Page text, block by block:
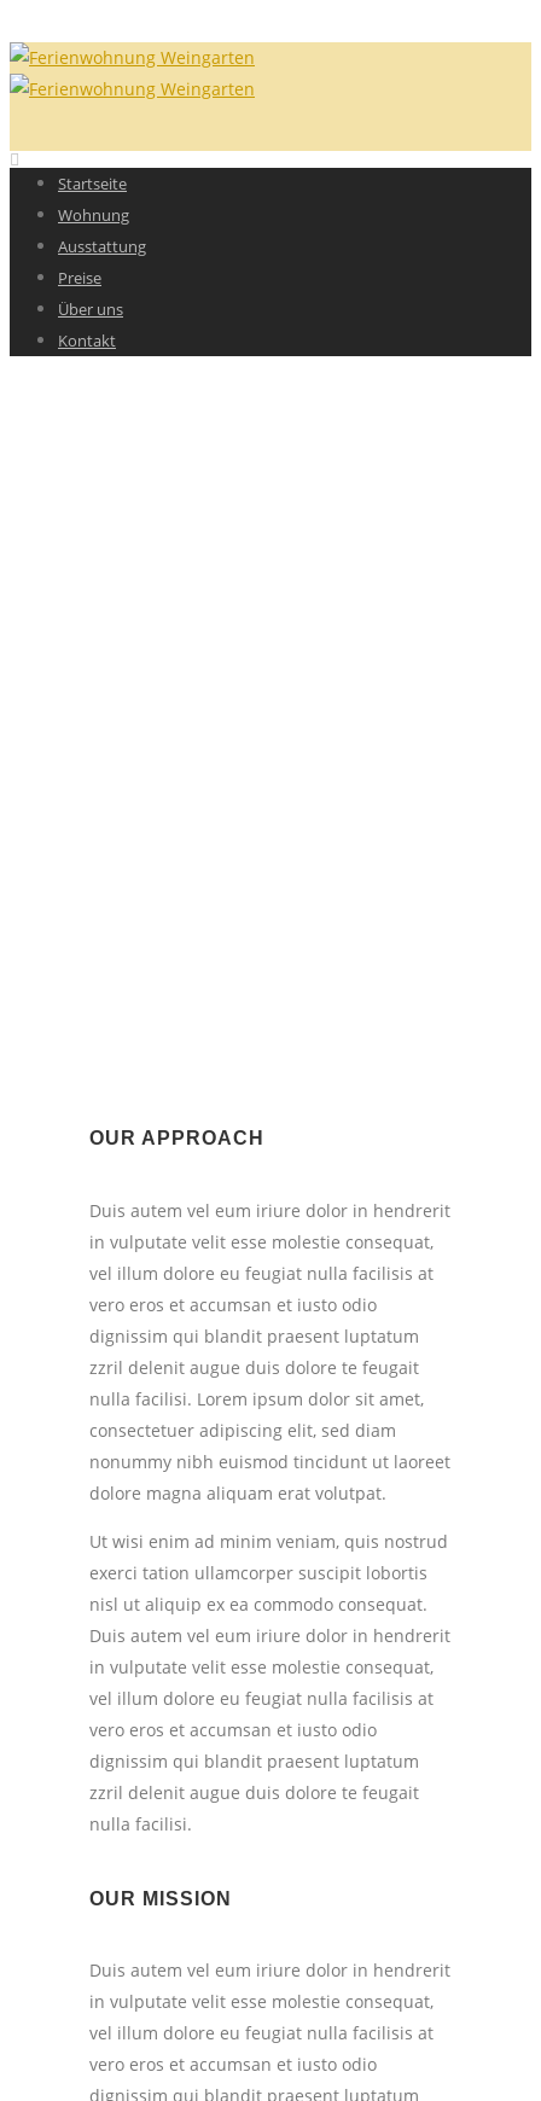
Startseite
Wohnung
Ausstattung
Preise
Über uns
Kontakt
OUR APPROACH
Duis autem vel eum iriure dolor in hendrerit
in vulputate velit esse molestie consequat,
vel illum dolore eu feugiat nulla facilisis at
vero eros et accumsan et iusto odio
dignissim qui blandit praesent luptatum
zzril delenit augue duis dolore te feugait
nulla facilisi. Lorem ipsum dolor sit amet,
consectetuer adipiscing elit, sed diam
nonummy nibh euismod tincidunt ut laoreet
dolore magna aliquam erat volutpat.
Ut wisi enim ad minim veniam, quis nostrud
exerci tation ullamcorper suscipit lobortis
nisl ut aliquip ex ea commodo consequat.
Duis autem vel eum iriure dolor in hendrerit
in vulputate velit esse molestie consequat,
vel illum dolore eu feugiat nulla facilisis at
vero eros et accumsan et iusto odio
dignissim qui blandit praesent luptatum
zzril delenit augue duis dolore te feugait
nulla facilisi.
OUR MISSION
Duis autem vel eum iriure dolor in hendrerit
in vulputate velit esse molestie consequat,
vel illum dolore eu feugiat nulla facilisis at
vero eros et accumsan et iusto odio
dignissim qui blandit praesent luptatum